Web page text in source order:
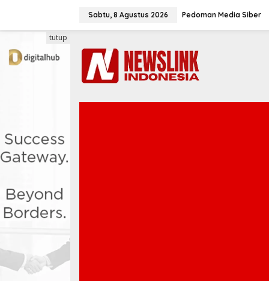
Sabtu, 8 Agustus 2026 Pedoman Media Siber
tutup